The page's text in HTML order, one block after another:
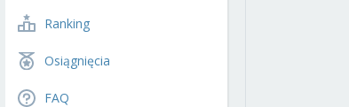
Ranking
Osiągnięcia
FAQ